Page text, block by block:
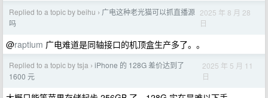
Replied to a topic by beihu › 广电这种老光猫可以抓直播源
吗
2025 年 8 月 28
日
@raptium 广电难道是同轴接口的机顶盒生产多了。。
Replied to a topic by tsja › iPhone 的 128G 差价达到了
1600 元
2025 年 5 月 11
日